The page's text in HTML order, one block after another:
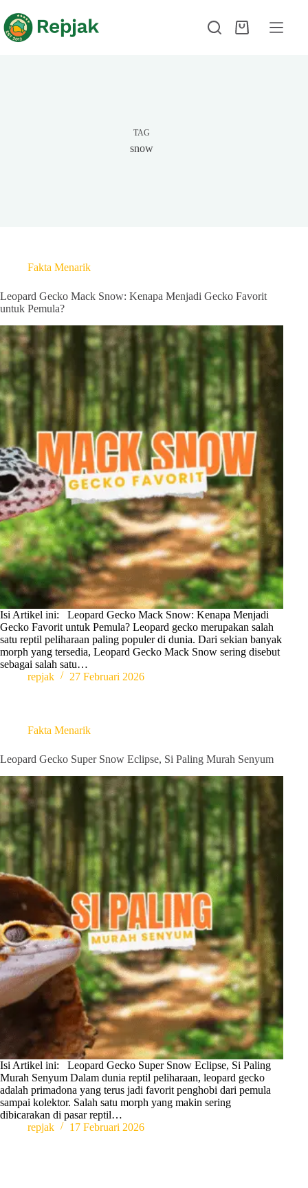
TAG
snow
Fakta Menarik
Leopard Gecko Mack Snow: Kenapa Menjadi Gecko Favorit
untuk Pemula?
Isi Artikel ini: Leopard Gecko Mack Snow: Kenapa Menjadi
Gecko Favorit untuk Pemula? Leopard gecko merupakan salah
satu reptil peliharaan paling populer di dunia. Dari sekian banyak
morph yang tersedia, Leopard Gecko Mack Snow sering disebut
sebagai salah satu…
repjak
27 Februari 2026
Fakta Menarik
Leopard Gecko Super Snow Eclipse, Si Paling Murah Senyum
Isi Artikel ini: Leopard Gecko Super Snow Eclipse, Si Paling
Murah Senyum Dalam dunia reptil peliharaan, leopard gecko
adalah primadona yang terus jadi favorit penghobi dari pemula
sampai kolektor. Salah satu morph yang makin sering
dibicarakan di pasar reptil…
repjak
17 Februari 2026